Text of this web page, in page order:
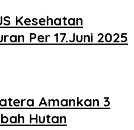
Kesehatan
Per 17.Juni 2025
Amankan 3
Hutan